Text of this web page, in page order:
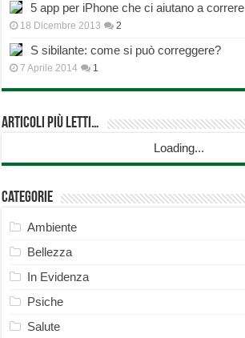
5 app per iPhone che ci aiutano a correre
18 Dicembre 2013 2
S sibilante: come si può correggere?
7 Aprile 2014 1
Articoli più Letti…
Loading...
Categorie
Ambiente
Bellezza
In Evidenza
Psiche
Salute